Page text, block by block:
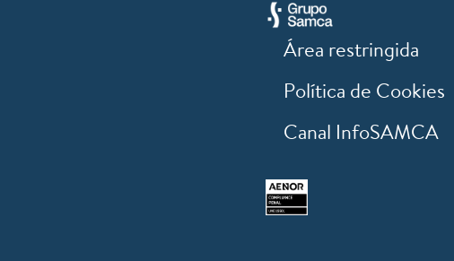
Área restringida
Política de Cookies
Canal InfoSAMCA